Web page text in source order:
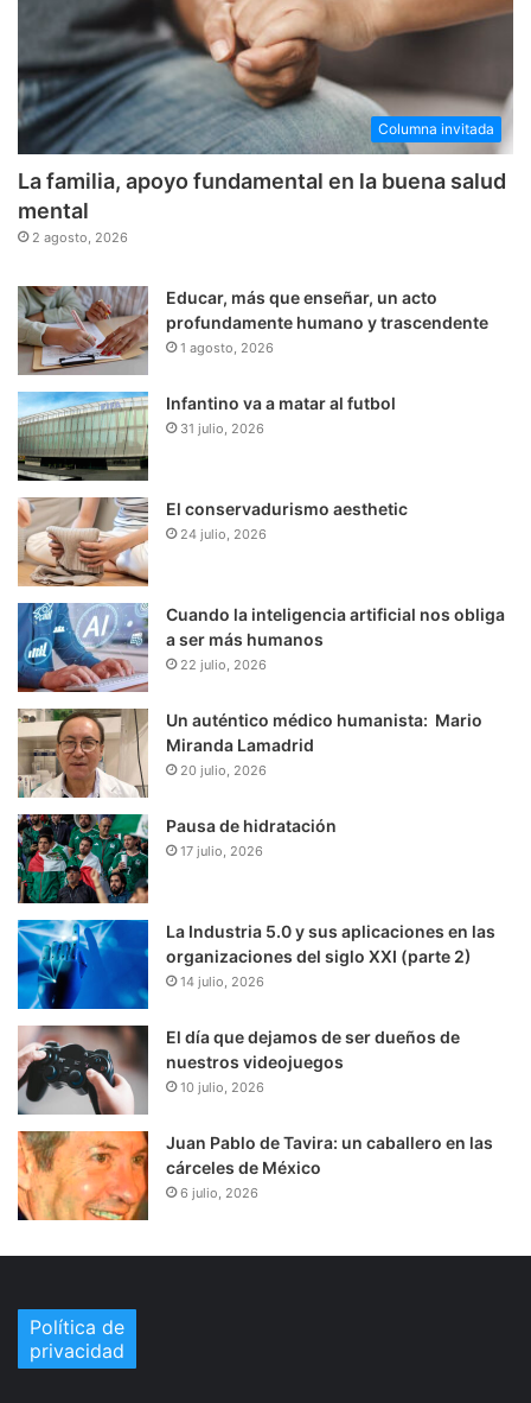
Columna invitada
La familia, apoyo fundamental en la buena salud
mental
2 agosto, 2026
Educar, más que enseñar, un acto
profundamente humano y trascendente
1 agosto, 2026
Infantino va a matar al futbol
31 julio, 2026
El conservadurismo aesthetic
24 julio, 2026
Cuando la inteligencia artificial nos obliga
a ser más humanos
22 julio, 2026
Un auténtico médico humanista: Mario
Miranda Lamadrid
20 julio, 2026
Pausa de hidratación
17 julio, 2026
La Industria 5.0 y sus aplicaciones en las
organizaciones del siglo XXI (parte 2)
14 julio, 2026
El día que dejamos de ser dueños de
nuestros videojuegos
10 julio, 2026
Juan Pablo de Tavira: un caballero en las
cárceles de México
6 julio, 2026
Política de
privacidad